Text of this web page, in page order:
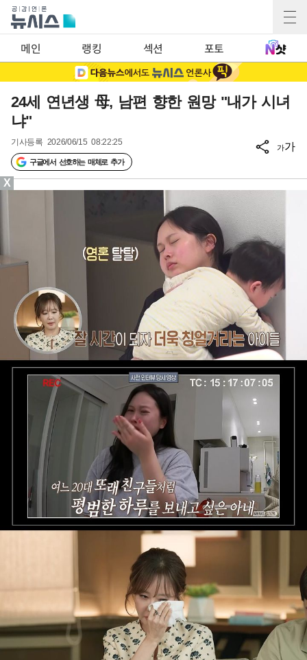
메인 랭킹 섹션 포토
24세 연년생 母, 남편 향한 원망 "내가 시녀
냐"
기사등록 2026/06/15 08:22:25
구글에서 선호하는 매체로 추가
가가
X